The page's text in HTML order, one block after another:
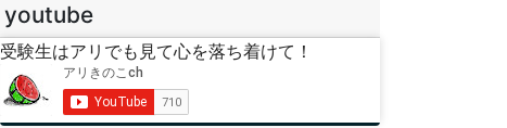
youtube
受験生はアリでも見て心を落ち着けて！